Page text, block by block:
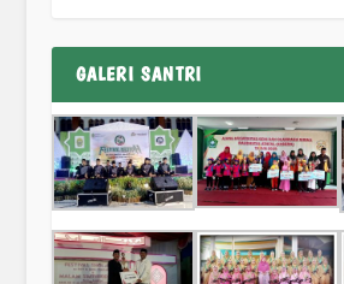
GALERI SANTRI